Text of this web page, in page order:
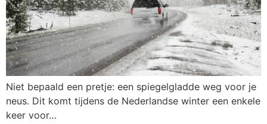
Niet bepaald een pretje: een spiegelgladde weg voor je
neus. Dit komt tijdens de Nederlandse winter een enkele
keer voor…